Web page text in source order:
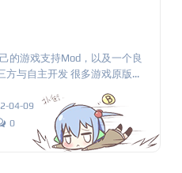
的游戏支持Mod，以及一个良
方与自主开发 很多游戏原版...
04-09
0